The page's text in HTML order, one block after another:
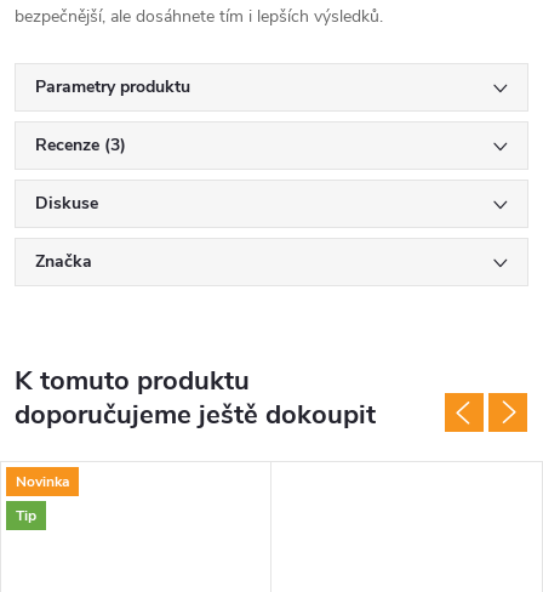
bezpečnější, ale dosáhnete tím i lepších výsledků.
Parametry produktu
Recenze (3)
Diskuse
Značka
K tomuto produktu
doporučujeme ještě dokoupit
Novinka
Tip